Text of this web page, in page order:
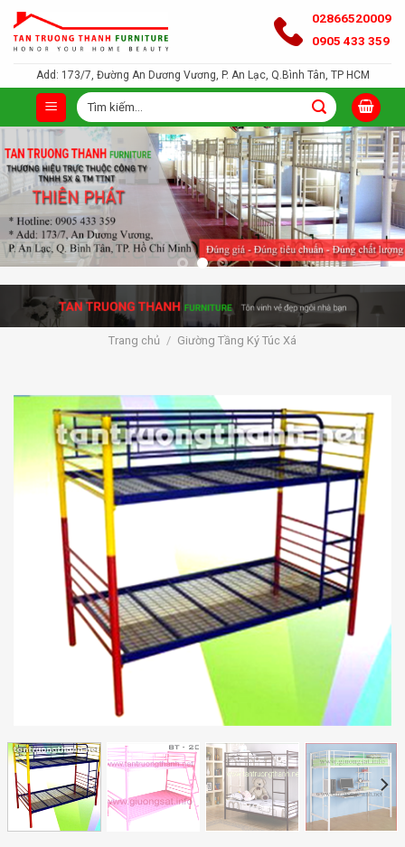
qua
nội
02866520009
0905 433 359
Add: 173/7, Đường An Dương Vương, P. An Lạc, Q.Bình Tân, TP HCM
Tìm
kiếm:
Trang chủ / Giường Tầng Ký Túc Xá